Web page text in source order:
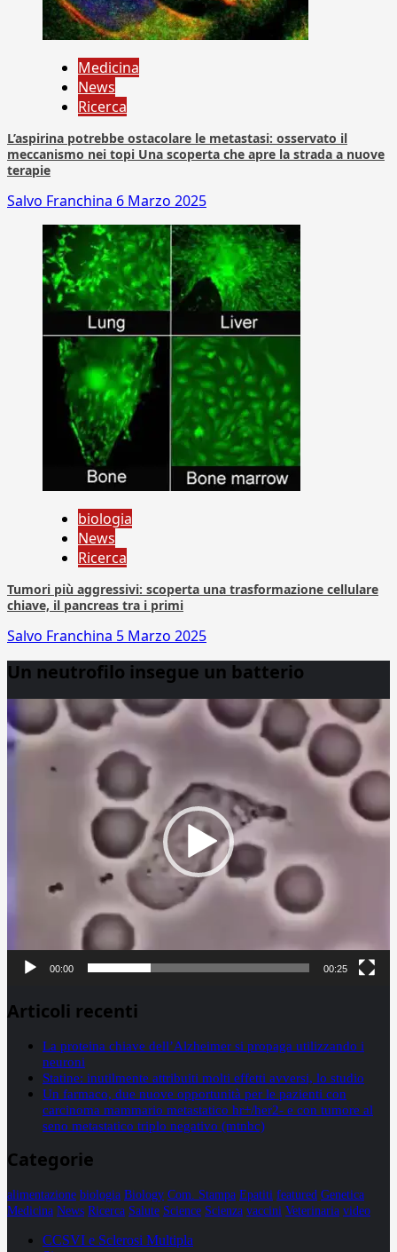
Medicina
News
Ricerca
L’aspirina potrebbe ostacolare le metastasi: osservato il
meccanismo nei topi Una scoperta che apre la strada a nuove
terapie
Salvo Franchina 6 Marzo 2025
biologia
News
Ricerca
Tumori più aggressivi: scoperta una trasformazione cellulare
chiave, il pancreas tra i primi
Salvo Franchina 5 Marzo 2025
Un neutrofilo insegue un batterio
Player
00:00 00:25
Articoli recenti
La proteina chiave dell’Alzheimer si propaga utilizzando i
neuroni
Statine: inutilmente attribuiti molti effetti avversi, lo studio
Un farmaco, due nuove opportunità per le pazienti con
carcinoma mammario metastatico hr+/her2- e con tumore al
seno metastatico triplo negativo (mtnbc)
Categorie
alimentazione biologia Biology Com. Stampa Epatiti featured Genetica
Medicina News Ricerca Salute Science Scienza vaccini Veterinaria video
CCSVI e Sclerosi Multipla